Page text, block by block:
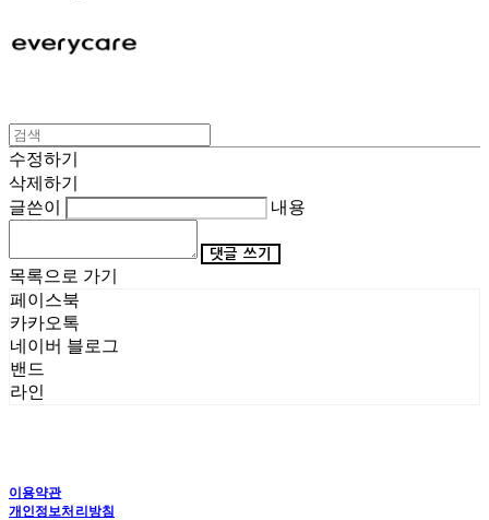
수정하기
삭제하기
글쓴이
내용
댓글 쓰기
목록으로 가기
페이스북
카카오톡
네이버 블로그
밴드
라인
이용약관
개인정보처리방침